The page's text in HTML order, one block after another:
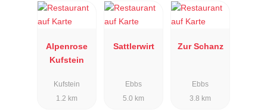
Alpenrose
Kufstein
Kufstein
1.2 km
Sattlerwirt
Ebbs
5.0 km
Zur Schanz
Ebbs
3.8 km